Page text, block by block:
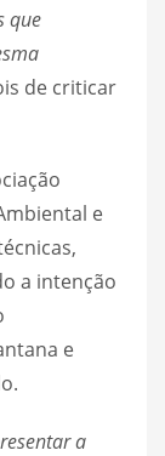
que
de criticar
e
a intenção
e
a